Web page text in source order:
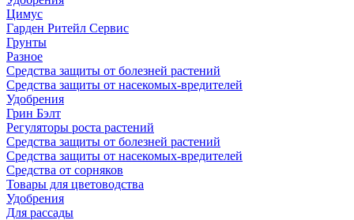
Цимус
Гарден Ритейл Сервис
Грунты
Разное
Средства защиты от болезней растений
Средства защиты от насекомых-вредителей
Удобрения
Грин Бэлт
Регуляторы роста растений
Средства защиты от болезней растений
Средства защиты от насекомых-вредителей
Средства от сорняков
Товары для цветоводства
Удобрения
Для рассады